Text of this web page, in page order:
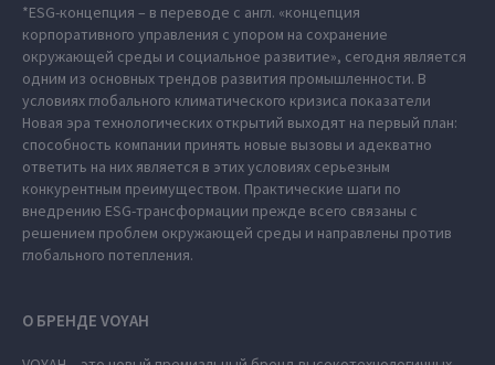
*ESG-концепция – в переводе с англ. «концепция
корпоративного управления с упором на сохранение
окружающей среды и социальное развитие», сегодня является
одним из основных трендов развития промышленности. В
условиях глобального климатического кризиса показатели
Новая эра технологических открытий выходят на первый план:
способность компании принять новые вызовы и адекватно
ответить на них является в этих условиях серьезным
конкурентным преимуществом. Практические шаги по
внедрению ESG-трансформации прежде всего связаны с
решением проблем окружающей среды и направлены против
глобального потепления.
О БРЕНДЕ VOYAH